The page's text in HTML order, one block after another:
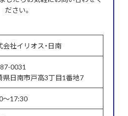
ださい。
会社イリオス・日南
0031
県日南市戸高3丁目1番地7
～17:30